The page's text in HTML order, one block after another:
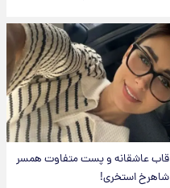
قاب عاشقانه و پست متفاوت همسر
شاهرخ استخری!